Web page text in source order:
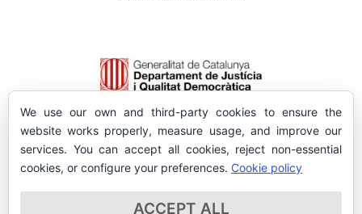
We use our own and third-party cookies to ensure the
website works properly, measure usage, and improve our
services. You can accept all cookies, reject non-essential
cookies, or configure your preferences. Cookie policy
ACCEPT ALL